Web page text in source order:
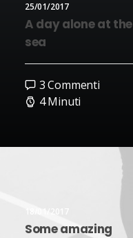
25/01/2017
A day alone at the
sea
3 Commenti
4 Minuti
Some amazing